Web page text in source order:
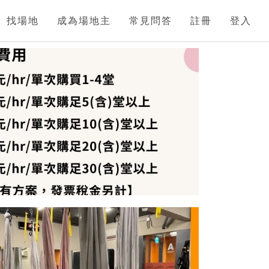
找場地 成為場地主 常見問答 註冊 登入